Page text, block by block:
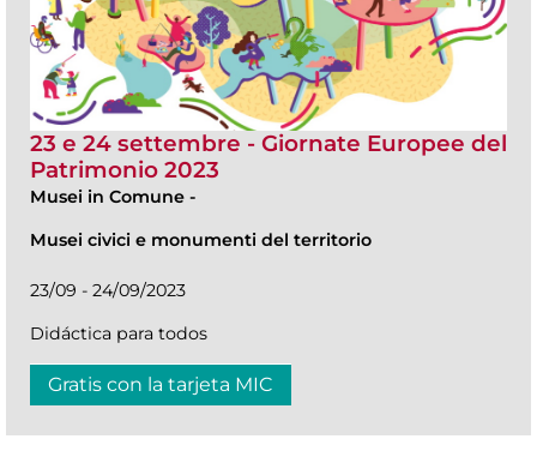
23 e 24 settembre - Giornate Europee del
Patrimonio 2023
Musei in Comune -
Musei civici e monumenti del territorio
23/09 - 24/09/2023
Didáctica para todos
Gratis con la tarjeta MIC